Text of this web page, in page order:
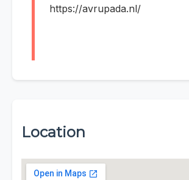
https://avrupada.nl/
Location